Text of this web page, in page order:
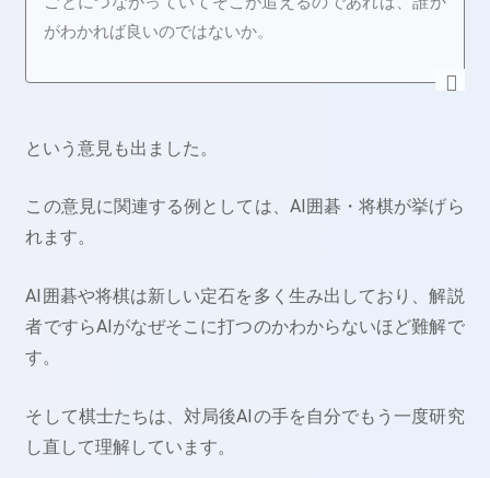
がわかれば良いのではないか。
という意見も出ました。
この意見に関連する例としては、AI囲碁・将棋が挙げら
れます。
AI囲碁や将棋は新しい定石を多く生み出しており、解説
者ですらAIがなぜそこに打つのかわからないほど難解で
す。
そして棋士たちは、対局後AIの手を自分でもう一度研究
し直して理解しています。